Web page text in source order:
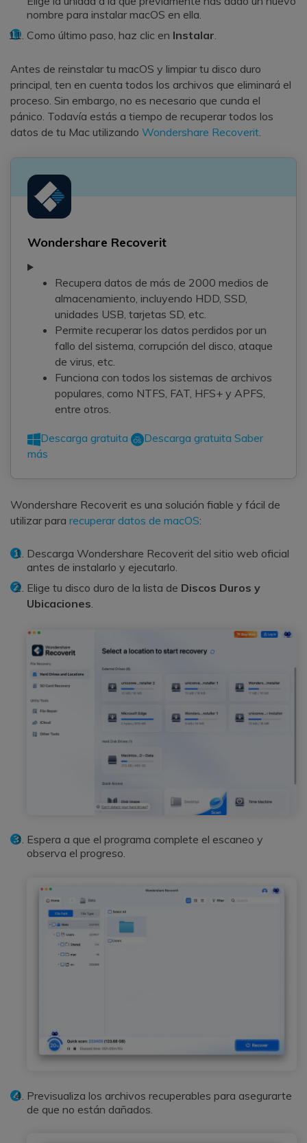
nombre para instalar macOS en ella.
Como último paso, haz clic en Instalar.
Antes de reinstalar tu macOS y limpiar tu disco duro
principal, ten en cuenta todos los archivos que eliminará el
proceso. Sin embargo, no es necesario que cunda el
pánico. Todavía estás a tiempo de recuperar todos los
datos de tu Mac utilizando Wondershare Recoverit
Wondershare Recoverit
Recupera datos de más de 2000 medios de
almacenamiento, incluyendo HDD, SSD,
unidades USB, tarjetas SD, etc.
Permite recuperar los datos perdidos por un
fallo del sistema, corrupción del disco, ataque
de virus, etc.
Funciona con todos los sistemas de archivos
populares, como NTFS, FAT, HFS+ y APFS,
entre otros.
Descarga gratuita Descarga gratuita Saber
más
Wondershare Recoverit es una solución fiable y fácil de
utilizar para recuperar datos de macOS:
Descarga Wondershare Recoverit del sitio web oficial
antes de instalarlo y ejecutarlo.
Elige tu disco duro de la lista de Discos Duros y
Ubicaciones.
Espera a que el programa complete el escaneo y
observa el progreso.
Previsualiza los archivos recuperables para asegurarte
de que no están dañados.